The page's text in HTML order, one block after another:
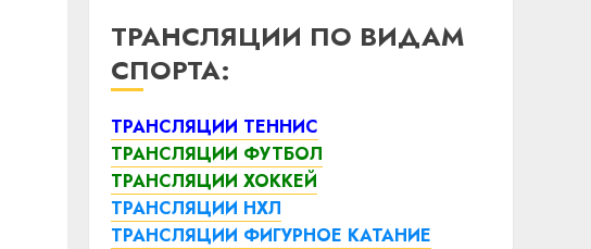
ТРАНСЛЯЦИИ ПО ВИДАМ
СПОРТА:
ТРАНСЛЯЦИИ ТЕННИС
ТРАНСЛЯЦИИ ФУТБОЛ
ТРАНСЛЯЦИИ ХОККЕЙ
ТРАНСЛЯЦИИ НХЛ
ТРАНСЛЯЦИИ ФИГУРНОЕ КАТАНИЕ